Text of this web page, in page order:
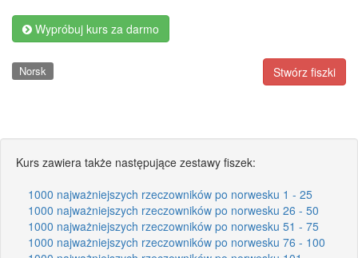
Wypróbuj kurs za darmo
Stwórz fiszki
Norsk
Kurs zawiera także następujące zestawy fiszek:
1000 najważniejszych rzeczowników po norwesku 1 - 25
1000 najważniejszych rzeczowników po norwesku 26 - 50
1000 najważniejszych rzeczowników po norwesku 51 - 75
1000 najważniejszych rzeczowników po norwesku 76 - 100